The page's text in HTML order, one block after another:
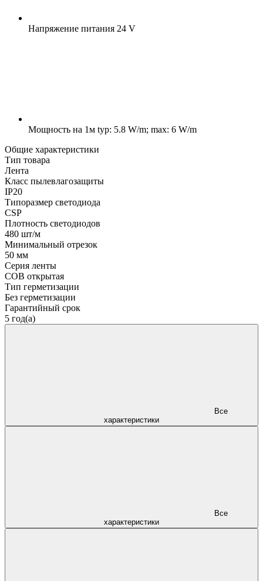
Напряжение питания 24 V
Мощность на 1м typ: 5.8 W/m; max: 6 W/m
Общие характеристики
Тип товара
Лента
Класс пылевлагозащиты
IP20
Типоразмер светодиода
CSP
Плотность светодиодов
480 шт/м
Минимальный отрезок
50 мм
Серия ленты
COB открытая
Тип герметизации
Без герметизации
Гарантийный срок
5 год(а)
характеристики
характеристики